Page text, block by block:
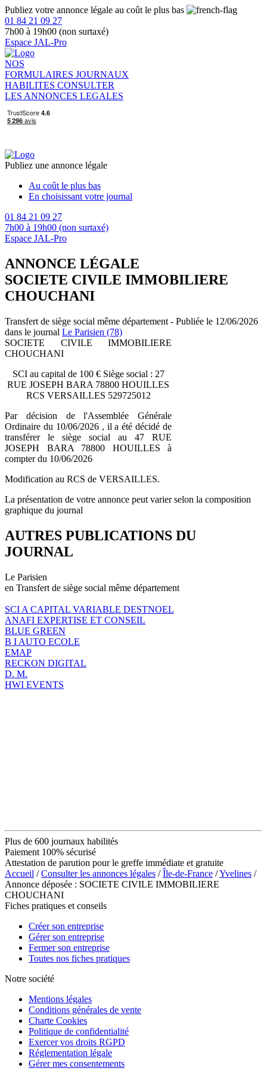
Publiez votre annonce légale au coût le plus bas
01 84 21 09 27
7h00 à 19h00 (non surtaxé)
Espace JAL-Pro
NOS
FORMULAIRES JOURNAUX
HABILITES CONSULTER
LES ANNONCES LEGALES
Publiez une annonce légale
Au coût le plus bas
En choisissant votre journal
01 84 21 09 27
7h00 à 19h00 (non surtaxé)
Espace JAL-Pro
ANNONCE LÉGALE
SOCIETE CIVILE IMMOBILIERE
CHOUCHANI
Transfert de siège social même département - Publiée le 12/06/2026
dans le journal Le Parisien (78)
SOCIETE CIVILE IMMOBILIERE
CHOUCHANI
SCI au capital de 100 € Siège social : 27
RUE JOSEPH BARA 78800 HOUILLES
RCS VERSAILLES 529725012
Par décision de l'Assemblée Générale
Ordinaire du 10/06/2026 , il a été décidé de
transférer le siège social au 47 RUE
JOSEPH BARA 78800 HOUILLES à
compter du 10/06/2026
Modification au RCS de VERSAILLES.
La présentation de votre annonce peut varier selon la composition
graphique du journal
AUTRES PUBLICATIONS DU
JOURNAL
Le Parisien
en Transfert de siège social même département
SCI A CAPITAL VARIABLE DESTNOEL
ANAFI EXPERTISE ET CONSEIL
BLUE GREEN
B I AUTO ECOLE
EMAP
RECKON DIGITAL
D. M.
HWI EVENTS
Plus de 600 journaux habilités
Paiement 100% sécurisé
Attestation de parution pour le greffe immédiate et gratuite
Accueil /Consulter les annonces légales /Île-de-France /Yvelines /
Annonce déposée : SOCIETE CIVILE IMMOBILIERE
CHOUCHANI
Fiches pratiques et conseils
Créer son entreprise
Gérer son entreprise
Fermer son entreprise
Toutes nos fiches pratiques
Notre société
Mentions légales
Conditions générales de vente
Charte Cookies
Politique de confidentialité
Exercer vos droits RGPD
Réglementation légale
Gérer mes consentements